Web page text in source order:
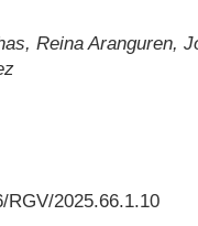
Reina Aranguren,
RGV/2025.66.1.10